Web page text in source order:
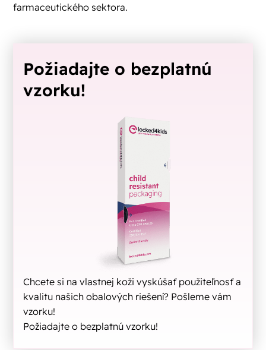
farmaceutického sektora.
Požiadajte o bezplatnú
vzorku!
Chcete si na vlastnej koži vyskúšať použiteľnosť a
kvalitu našich obalových riešení? Pošleme vám
vzorku!
Požiadajte o bezplatnú vzorku!